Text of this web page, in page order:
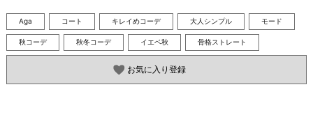
Aga コート キレイめコーデ 大人シンプル モード
秋コーデ 秋冬コーデ イエベ秋 骨格ストレート
お気に入り登録